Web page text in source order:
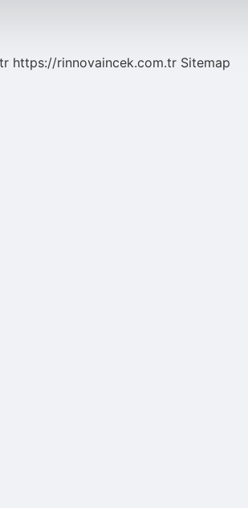
https://rinnovaincek.com.tr Sitemap